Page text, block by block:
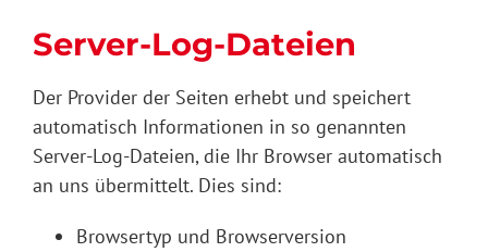
Server-Log-Dateien
Der Provider der Seiten erhebt und speichert
automatisch Informationen in so genannten
Server-Log-Dateien, die Ihr Browser automatisch
an uns übermittelt. Dies sind:
Browsertyp und Browserversion